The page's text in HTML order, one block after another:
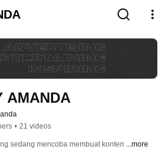
AMANDA
• 21 videos
sedang mencoba membuat konten ...more